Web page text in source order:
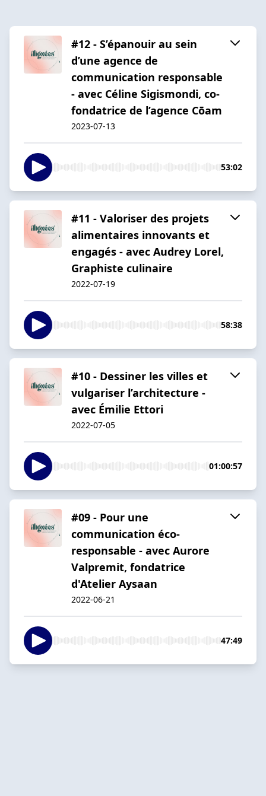
#12 - S’épanouir au sein
d’une agence de
communication responsable
- avec Céline Sigismondi, co-
fondatrice de l’agence Cōam
2023-07-13
53:02
#11 - Valoriser des projets
alimentaires innovants et
engagés - avec Audrey Lorel,
Graphiste culinaire
2022-07-19
58:38
#10 - Dessiner les villes et
vulgariser l’architecture -
avec Émilie Ettori
2022-07-05
01:00:57
#09 - Pour une
communication éco-
responsable - avec Aurore
Valpremit, fondatrice
d'Atelier Aysaan
2022-06-21
47:49